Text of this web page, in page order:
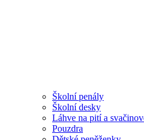
Školní penály
Školní desky
Láhve na pití a
Pouzdra